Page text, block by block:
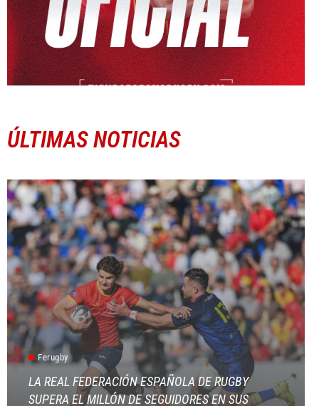
ÚLTIMAS NOTICIAS
Ferugby
LA REAL FEDERACIÓN ESPAÑOLA DE RUGBY
SUPERA EL MILLÓN DE SEGUIDORES EN SUS